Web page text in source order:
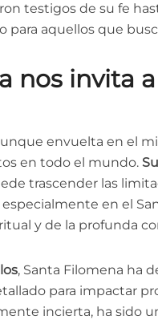
testigos de su fe
para aquellos que
nos invita
envuelta en el
en todo el mundo.
trascender las
en el
y de la profunda
, Santa Filomena ha
para impactar
incierta, ha sido